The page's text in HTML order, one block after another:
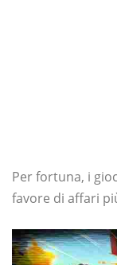
Per fortuna, i
favore di affari